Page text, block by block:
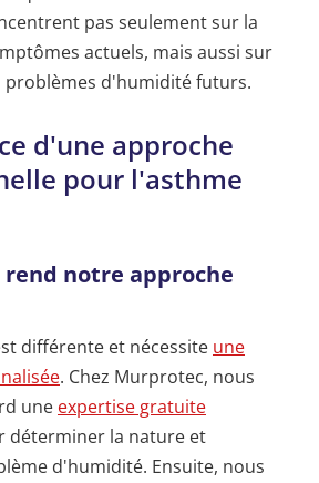
pas seulement sur la
actuels, mais aussi sur
problèmes d'humidité futurs.
d'une approche
pour l'asthme
rend notre approche
différente et nécessite une
. Chez Murprotec, nous
une expertise gratuite
déterminer la nature et
d'humidité. Ensuite, nous